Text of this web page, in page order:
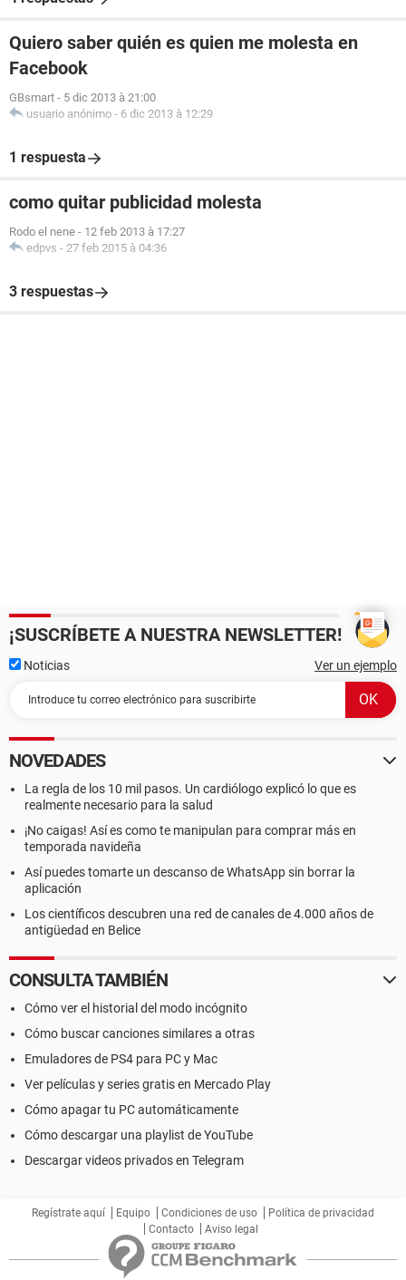
Quiero saber quién es quien me molesta en
Facebook
GBsmart - 5 dic 2013 à 21:00
usuario anónimo - 6 dic 2013 à 12:29
1 respuesta
como quitar publicidad molesta
Rodo el nene - 12 feb 2013 à 17:27
edpvs - 27 feb 2015 à 04:36
3 respuestas
¡SUSCRÍBETE A NUESTRA NEWSLETTER!
Noticias Ver un ejemplo
NOVEDADES
La regla de los 10 mil pasos. Un cardiólogo explicó lo que es
realmente necesario para la salud
¡No caigas! Así es como te manipulan para comprar más en
temporada navideña
Así puedes tomarte un descanso de WhatsApp sin borrar la
aplicación
Los científicos descubren una red de canales de 4.000 años de
antigüedad en Belice
CONSULTA TAMBIÉN
Cómo ver el historial del modo incógnito
Cómo buscar canciones similares a otras
Emuladores de PS4 para PC y Mac
Ver películas y series gratis en Mercado Play
Cómo apagar tu PC automáticamente
Cómo descargar una playlist de YouTube
Descargar videos privados en Telegram
Regístrate aquí Equipo Condiciones de uso
Política de privacidad
Contacto
Aviso legal